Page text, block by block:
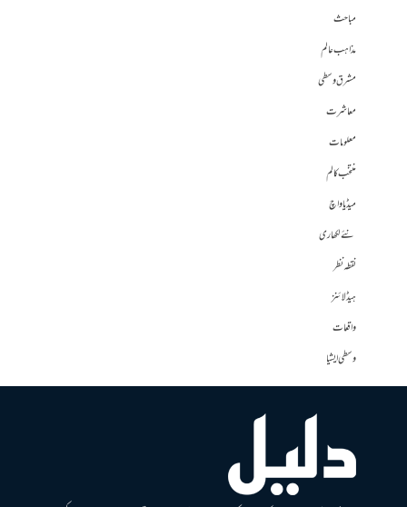
مباحث
مذاہب عالم
مشرق وسطی
معاشرت
معلومات
منتخب کالم
میڈیا واچ
نئے لکھاری
نقطہ نظر
ہیڈلائنز
واقعات
وسطی ایشیا